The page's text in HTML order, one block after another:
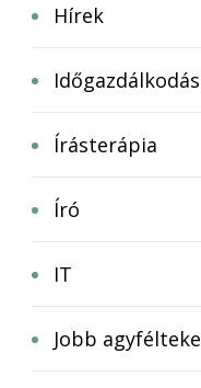
Hírek
Időgazdálkodás
Írásterápia
Író
IT
Jobb agyfélteke